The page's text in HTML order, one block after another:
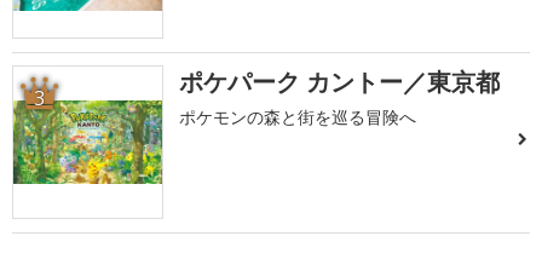
3 ポケパーク カントー／東京都
ポケモンの森と街を巡る冒険へ